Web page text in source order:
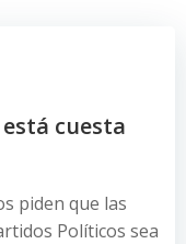
cuesta
piden que las
Políticos sea